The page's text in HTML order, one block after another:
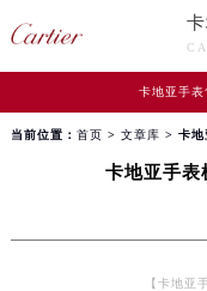
卡地亚手表
当前位置： 首页 > 文章库 > 卡地
卡地亚手表
【卡地亚